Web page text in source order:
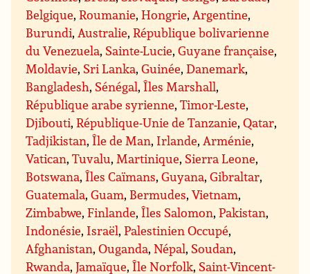
Belgique,Roumanie,Hongrie,Argentine,
Burundi,Australie,République bolivarienne
du Venezuela, Sainte-Lucie,Guyane française,
Moldavie, Sri Lanka,Guinée,Danemark,
Bangladesh, Sénégal,Îles Marshall,
République arabe syrienne,Timor-Leste,
Djibouti,République-Unie de Tanzanie,Qatar,
Tadjikistan,Île de Man, Irlande,Arménie,
Vatican,Tuvalu,Martinique, Sierra Leone,
Botswana,Îles Caïmans,Guyana,Gibraltar,
Guatemala,Guam, Bermudes,Vietnam,
Zimbabwe,Finlande,Îles Salomon,Pakistan,
Indonésie, Israël,Palestinien Occupé,
Afghanistan,Ouganda,Népal, Soudan,
Rwanda,Jamaïque,Île Norfolk, Saint-Vincent-